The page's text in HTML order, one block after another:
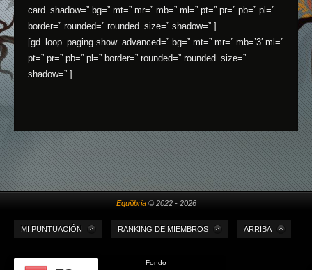
card_shadow=” bg=” mt=” mr=” mb=” ml=” pt=” pr=” pb=” pl=”
border=” rounded=” rounded_size=” shadow=” ]
[gd_loop_paging show_advanced=” bg=” mt=” mr=” mb=’3′ ml=”
pt=” pr=” pb=” pl=” border=” rounded=” rounded_size=”
shadow=” ]
Equilibria© 2022 - 2026
MI PUNTUACIÓN RANKING DE MIEMBROS ARRIBA
Fondo